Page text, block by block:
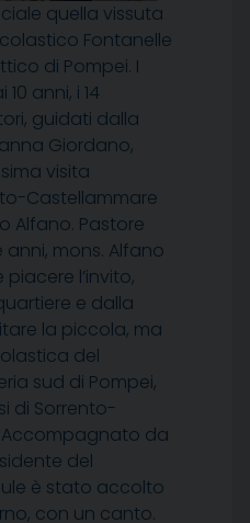
quella vissuta
Fontanelle
di Pompei. I
anni, i 14
guidati dalla
Giordano,
visita
Castellammare
Alfano. Pastore
mons. Alfano
l’invito,
e dalla
la piccola, ma
del
sud di Pompei,
di Sorrento-
Accompagnato da
del
è stato accolto
con un canto.